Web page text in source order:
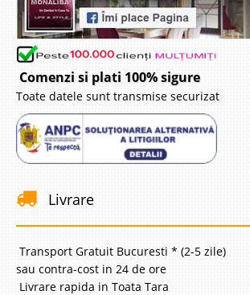
Comenzi si plati 100% sigure
Toate datele sunt transmise securizat
Livrare
Transport Gratuit Bucuresti * (2-5 zile)
sau contra-cost in 24 de ore
Livrare rapida in Toata Tara